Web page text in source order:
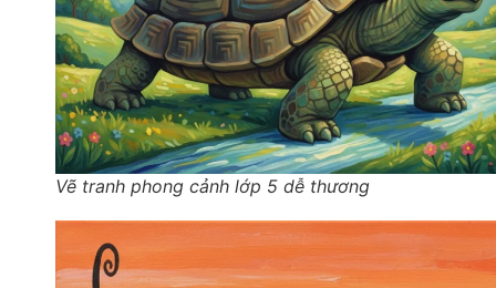
Vẽ tranh phong cảnh lớp 5 dễ thương